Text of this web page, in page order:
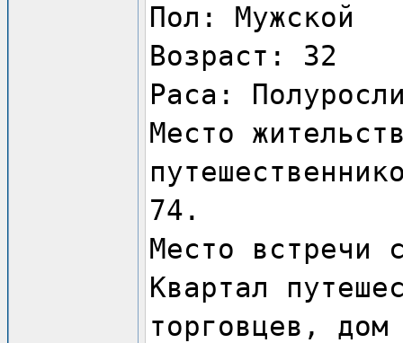
Пол: Мужской
Возраст: 32
Раса:
Место
74.
Место встречи
Квартал
торговцев,